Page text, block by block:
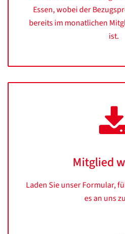
Essen, wobei der
bereits im monatlichen
ist.
Mitglied
Laden Sie unser Formular,
es an uns